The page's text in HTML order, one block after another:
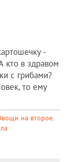
-
кто в здравом
с грибами?
то ему
на второе,